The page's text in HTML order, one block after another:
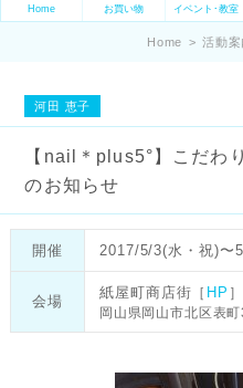
Home お買い物 イベント･教室
Home > 活動案
河田 恵子
【nail＊plus5°】こだわ
のお知らせ
開催 2017/5/3(水・祝)〜
会場
紙屋町商店街［ HP ］
岡山県岡山市北区表町